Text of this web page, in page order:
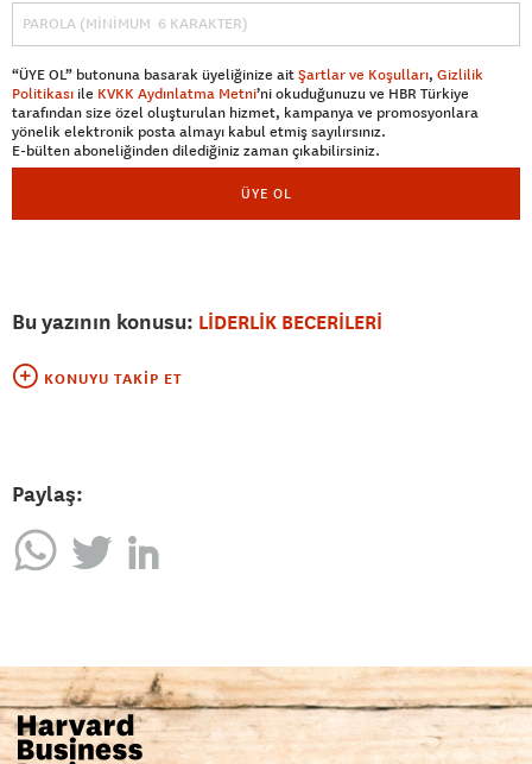
“ÜYE OL” butonuna basarak üyeliğinize aitŞartlar ve Koşulları, Gizlilik
Politikası ile KVKK Aydınlatma Metni’ni okuduğunuzu ve HBR Türkiye
tarafından size özel oluşturulan hizmet, kampanya ve promosyonlara
yönelik elektronik posta almayı kabul etmiş sayılırsınız.
E-bülten aboneliğinden dilediğiniz zaman çıkabilirsiniz.
ÜYE OL
Bu yazının konusu: LİDERLİK BECERİLERİ
KONUYU TAKIP ET
Paylaş: